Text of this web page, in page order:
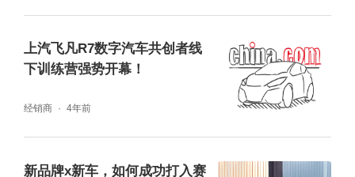
念车的ES33。此前上汽集团表示，在今年年
底“全新一代动力电池系统”将会投产，并且全
新技术将应用在R汽车最新高端车型上。2021
年广州车展，飞凡汽车将携旗下重磅车型，以
全新品牌形象精彩亮相。
上汽飞凡R7数字汽车共创者线
下训练营强势开幕！
经销商 4年前
新品牌x新车，如何成功打入赛